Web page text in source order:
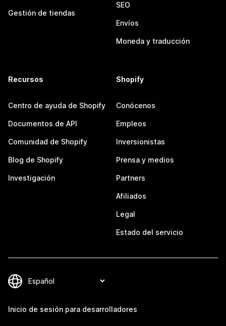
Gestión de tiendas
SEO
Envíos
Moneda y traducción
Recursos
Centro de ayuda de Shopify
Documentos de API
Comunidad de Shopify
Blog de Shopify
Investigación
Shopify
Conócenos
Empleos
Inversionistas
Prensa y medios
Partners
Afiliados
Legal
Estado del servicio
Inicio de sesión para desarrolladores